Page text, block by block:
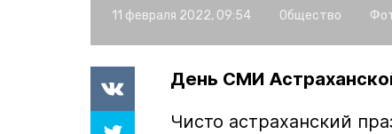
11 февраля 2022, 09:54 Общество
День СМИ
Чисто астраханский